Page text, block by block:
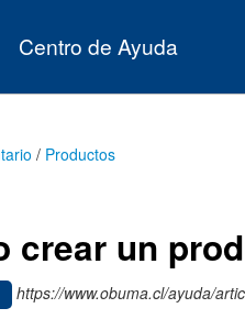
Centro de Ayuda
/ Productos
crear un
https://www.obuma.cl/ayuda/